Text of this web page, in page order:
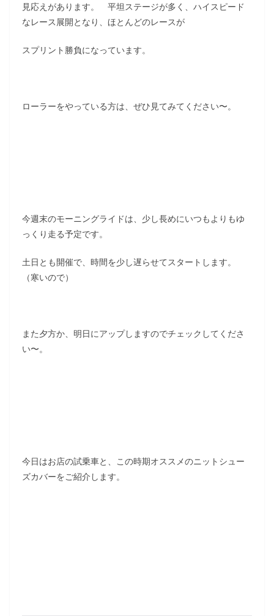
見応えがあります。 平坦ステージが多く、ハイスピード
なレース展開となり、ほとんどのレースが
スプリント勝負になっています。
ローラーをやっている方は、ぜひ見てみてください〜。
今週末のモーニングライドは、少し長めにいつもよりもゆ
っくり走る予定です。
土日とも開催で、時間を少し遅らせてスタートします。
（寒いので）
また夕方か、明日にアップしますのでチェックしてくださ
い〜。
今日はお店の試乗車と、この時期オススメのニットシュー
ズカバーをご紹介します。